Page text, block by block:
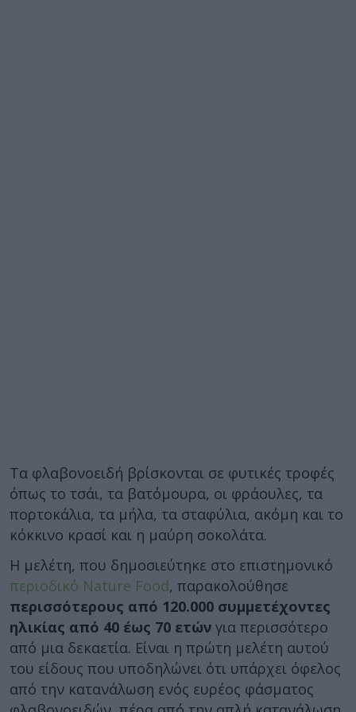
Τα φλαβονοειδή βρίσκονται σε φυτικές τροφές
όπως το τσάι, τα βατόμουρα, οι φράουλες, τα
πορτοκάλια, τα μήλα, τα σταφύλια, ακόμη και το
κόκκινο κρασί και η μαύρη σοκολάτα.
Η μελέτη, που δημοσιεύτηκε στο επιστημονικό
περιοδικό Nature Food, παρακολούθησε
περισσότερους από 120.000 συμμετέχοντες
ηλικίας από 40 έως 70 ετών για περισσότερο
από μια δεκαετία. Είναι η πρώτη μελέτη αυτού
του είδους που υποδηλώνει ότι υπάρχει όφελος
από την κατανάλωση ενός ευρέος φάσματος